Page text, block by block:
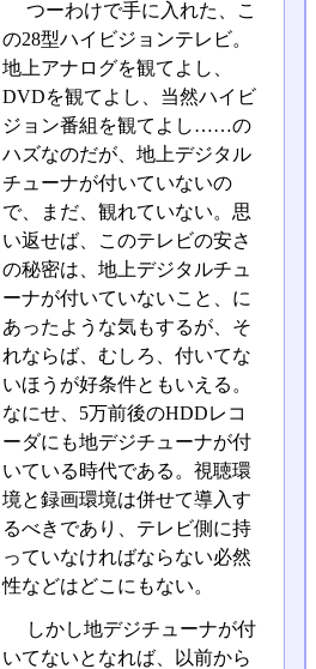
つーわけで手に入れた、こ
の28型ハイビジョンテレビ。
地上アナログを観てよし、
DVDを観てよし、当然ハイビ
ジョン番組を観てよし……の
ハズなのだが、地上デジタル
チューナが付いていないの
で、まだ、観れていない。思
い返せば、このテレビの安さ
の秘密は、地上デジタルチュ
ーナが付いていないこと、に
あったような気もするが、そ
れならば、むしろ、付いてな
いほうが好条件ともいえる。
なにせ、5万前後のHDDレコ
ーダにも地デジチューナが付
いている時代である。視聴環
境と録画環境は併せて導入す
るべきであり、テレビ側に持
っていなければならない必然
性などはどこにもない。
しかし地デジチューナが付
いてないとなれば、以前から